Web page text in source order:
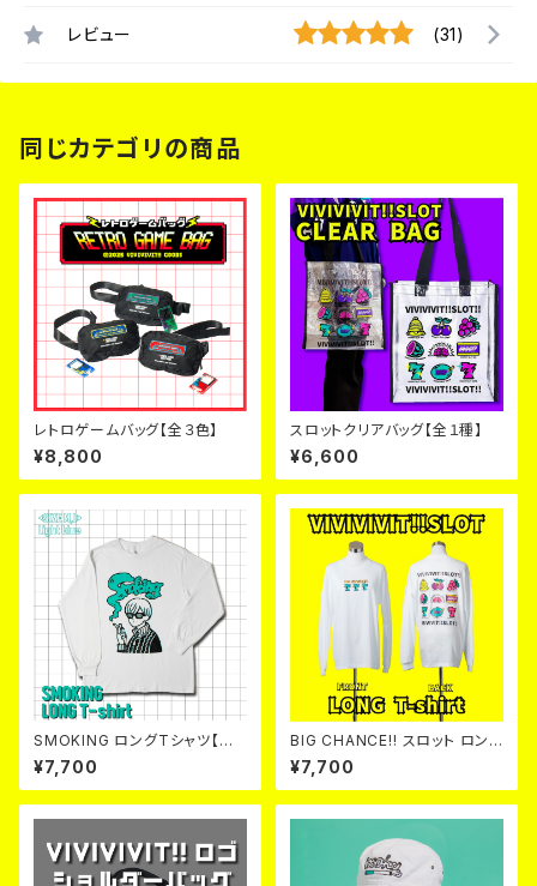
レビュー (31)
同じカテゴリの商品
レトロゲームバッグ【全３色】
¥8,800
スロットクリアバッグ【全１種】
¥6,600
SMOKING ロングTシャツ【全３
色】
¥7,700
BIG CHANCE‼ スロット ロング
Ｔシャツ
¥7,700